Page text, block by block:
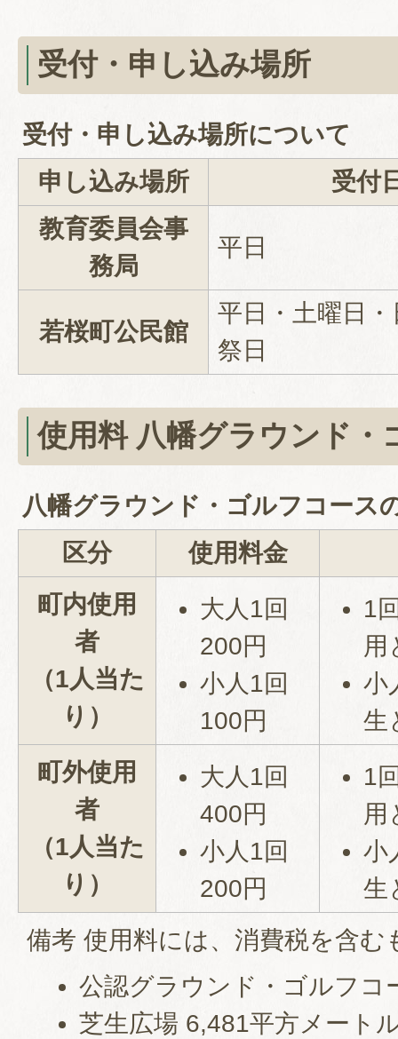
受付・申し込み場所
受付・申し込み場所について
申し込み場所
受付
教育委員会事
務局
平日
若桜町公民館
平日・土曜日
祭日
使用料 八幡グラウンド・
八幡グラウンド・ゴルフコース
区分
使用料金
町内使用
者
（1人当た
り）
大人1回
200円
小人1回
100円
1
用
小
生
町外使用
者
（1人当た
り）
大人1回
400円
小人1回
200円
1
用
小
生
備考 使用料には、消費税を含む
公認グラウンド・ゴルフコ
芝生広場 6,481平方メート